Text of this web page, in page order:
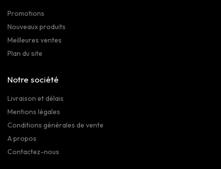
Promotions
Nouveaux produits
Meilleures ventes
Plan du site
Notre société
Livraison et délais
Mentions légales
Conditions générales de vente
A propos
Contactez-nous